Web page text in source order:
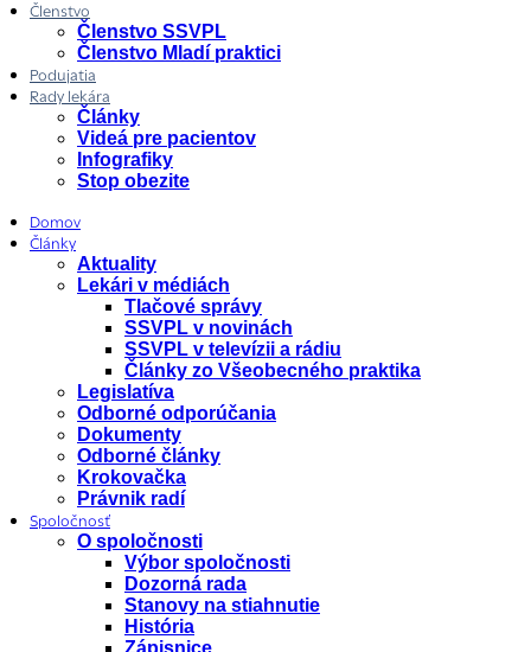
Členstvo
Členstvo SSVPL
Členstvo Mladí praktici
Podujatia
Rady lekára
Články
Videá pre pacientov
Infografiky
Stop obezite
Domov
Články
Aktuality
Lekári v médiách
Tlačové správy
SSVPL v novinách
SSVPL v televízii a rádiu
Články zo Všeobecného praktika
Legislatíva
Odborné odporúčania
Dokumenty
Odborné články
Krokovačka
Právnik radí
Spoločnosť
O spoločnosti
Výbor spoločnosti
Dozorná rada
Stanovy na stiahnutie
História
Zápisnice